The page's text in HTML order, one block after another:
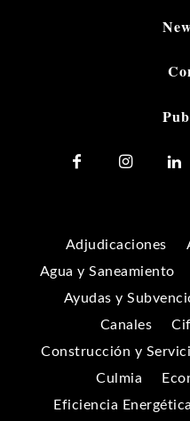
Adjudicaciones
Agua y Saneamiento
Ayudas y
Canales
Construcción y
Culmia
Eficiencia Energética